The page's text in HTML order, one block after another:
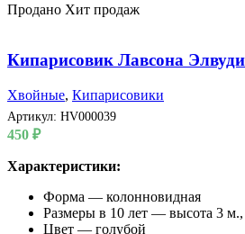
Продано Хит продаж
Кипарисовик Лавсона
Хвойные, Кипарисовики
Артикул: HV000039
450 ₽
Характеристики:
Форма — колонновидная
Размеры в 10 лет — высота 3
Цвет — голубой